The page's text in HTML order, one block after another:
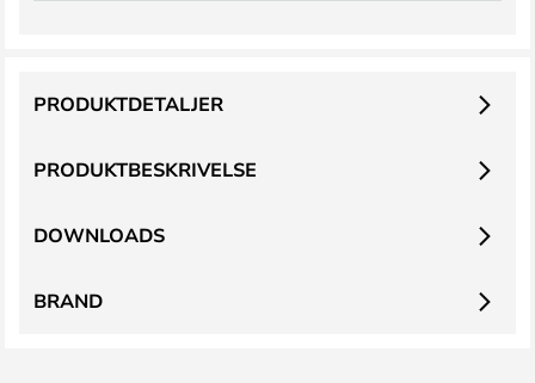
PRODUKTBESKRIVELSE
PRODUKTDETALJER
DOWNLOADS
BRAND